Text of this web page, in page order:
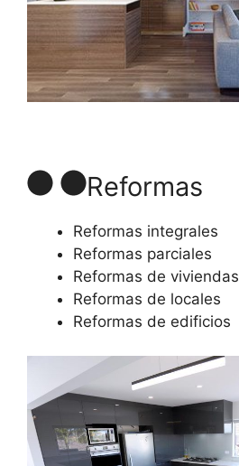
Reformas
Reformas integrales
Reformas parciales
Reformas de viviendas
Reformas de locales
Reformas de edificios